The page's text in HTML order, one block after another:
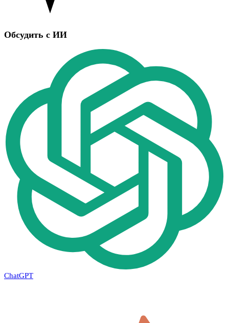
Обсудить с ИИ
ChatGPT